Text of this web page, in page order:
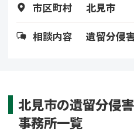
市区町村 北見市
相談内容 遺留分侵
北見市の遺留分侵
事務所一覧